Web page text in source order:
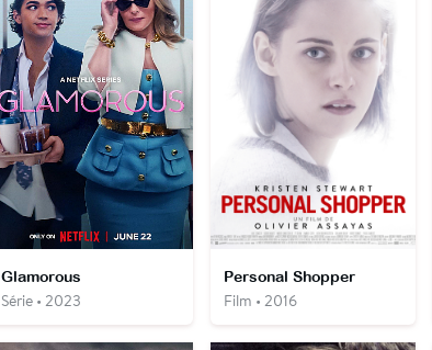
Glamorous
Série • 2023
Personal Shopper
Film • 2016